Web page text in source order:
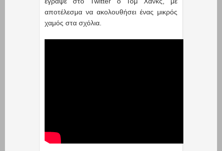
αποτέλεσμα να ακολουθήσει ένας μικρός
χαμός στα σχόλια.